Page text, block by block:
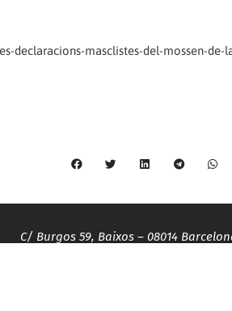
declaracions-masclistes-del-mossen-de-
C/ Burgos 59, Baixos – 08014